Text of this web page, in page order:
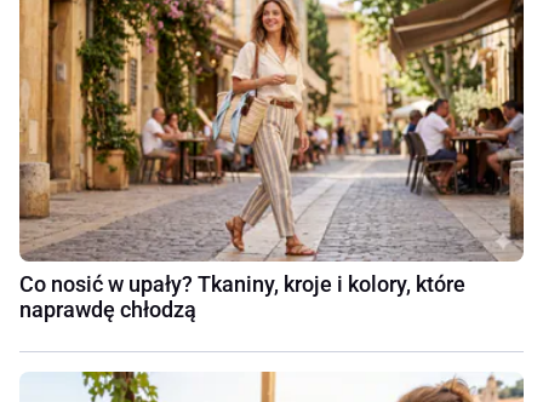
Co nosić w upały? Tkaniny, kroje i kolory, które
naprawdę chłodzą